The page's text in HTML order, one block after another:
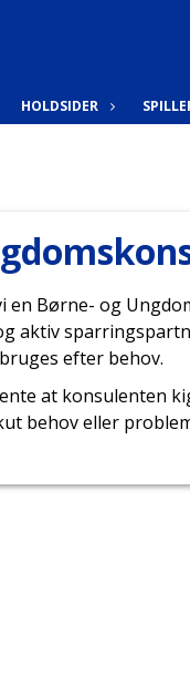
HOLDSIDER
en Børne- og
aktiv
efter behov.
at konsulenten
behov eller